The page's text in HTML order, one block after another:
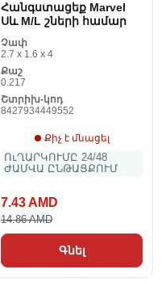
Հանգստացեք Marvel
Սև M/L շների համար
Չափ
2.7 x 1.6 x 4
Քաշ
0.217
Շտրիխ-կոդ
8427934449552
Քիչ է մնացել
ՈւՂԱՐԿՈՒՄԸ 24/48
ԺԱՄՎԱ ԸՆԹԱՑՔՈՒՄ
7.43 AMD
14.86 AMD
Գնել